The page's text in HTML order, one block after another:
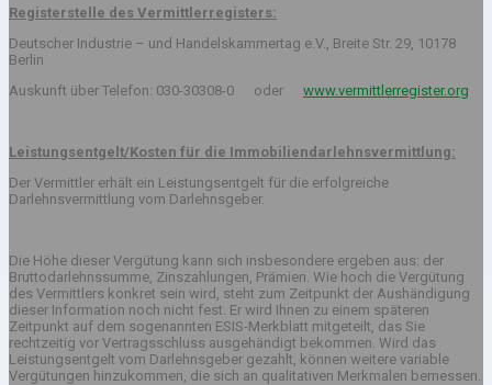
Registerstelle des Vermittlerregisters:
Deutscher Industrie – und Handelskammertag e.V., Breite Str. 29, 10178
Berlin
Auskunft über Telefon: 030-30308-0 oder www.vermittlerregister.org
Leistungsentgelt/Kosten für die Immobiliendarlehnsvermittlung:
Der Vermittler erhält ein Leistungsentgelt für die erfolgreiche
Darlehnsvermittlung vom Darlehnsgeber.
Die Höhe dieser Vergütung kann sich insbesondere ergeben aus: der
Bruttodarlehnssumme, Zinszahlungen, Prämien. Wie hoch die Vergütung
des Vermittlers konkret sein wird, steht zum Zeitpunkt der Aushändigung
dieser Information noch nicht fest. Er wird Ihnen zu einem späteren
Zeitpunkt auf dem sogenannten ESIS-Merkblatt mitgeteilt, das Sie
rechtzeitig vor Vertragsschluss ausgehändigt bekommen. Wird das
Leistungsentgelt vom Darlehnsgeber gezahlt, können weitere variable
Vergütungen hinzukommen, die sich an qualitativen Merkmalen bemessen.